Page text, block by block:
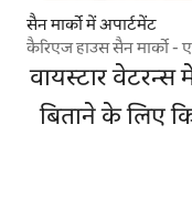
सैन मार्को में अपार्टमेंट
कैरिएज हाउस सैन मार्को -
वायस्टार वेटरन्स
बिताने के लिए